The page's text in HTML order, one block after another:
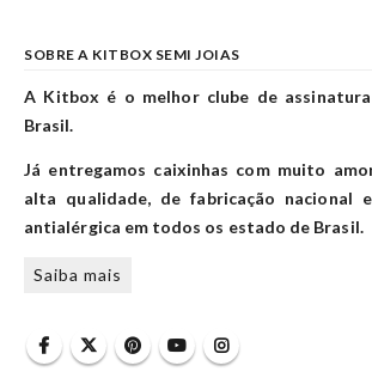
SOBRE A KITBOX SEMI JOIAS
A Kitbox é o melhor clube de
Brasil.
Já entregamos caixinhas com muito
alta qualidade, de fabricação nacional
antialérgica em todos os estado de Brasil.
Saiba mais